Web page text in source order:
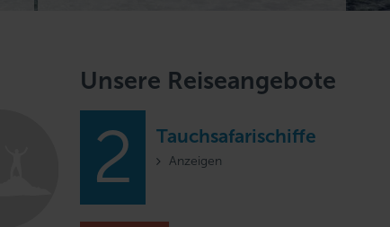
Unsere Reiseangebote
2 Tauchsafarischiffe
Anzeigen